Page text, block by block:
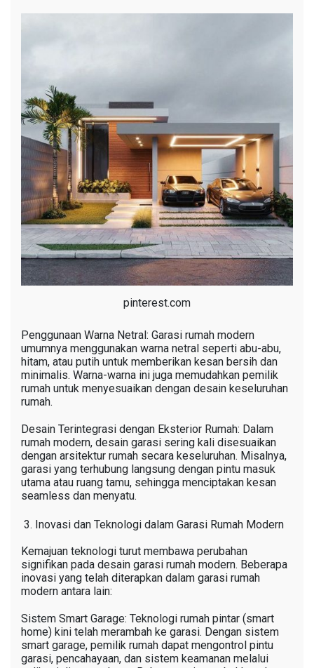
pinterest.com
Penggunaan Warna Netral: Garasi rumah modern
umumnya menggunakan warna netral seperti abu-abu,
hitam, atau putih untuk memberikan kesan bersih dan
minimalis. Warna-warna ini juga memudahkan pemilik
rumah untuk menyesuaikan dengan desain keseluruhan
rumah.
Desain Terintegrasi dengan Eksterior Rumah: Dalam
rumah modern, desain garasi sering kali disesuaikan
dengan arsitektur rumah secara keseluruhan. Misalnya,
garasi yang terhubung langsung dengan pintu masuk
utama atau ruang tamu, sehingga menciptakan kesan
seamless dan menyatu.
Inovasi dan Teknologi dalam Garasi Rumah Modern
Kemajuan teknologi turut membawa perubahan
signifikan pada desain garasi rumah modern. Beberapa
inovasi yang telah diterapkan dalam garasi rumah
modern antara lain:
Sistem Smart Garage: Teknologi rumah pintar (smart
home) kini telah merambah ke garasi. Dengan sistem
smart garage, pemilik rumah dapat mengontrol pintu
garasi, pencahayaan, dan sistem keamanan melalui